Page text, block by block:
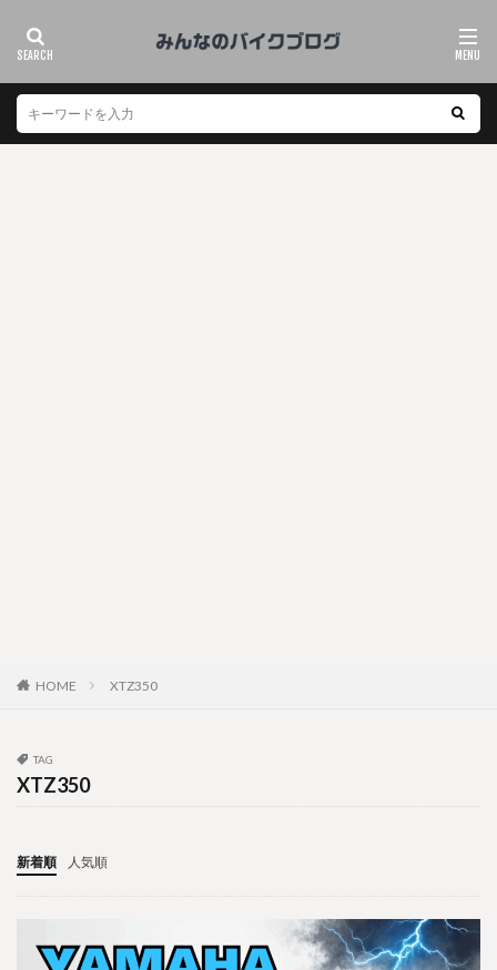
HOME XTZ350
TAG
XTZ350
新着順 人気順